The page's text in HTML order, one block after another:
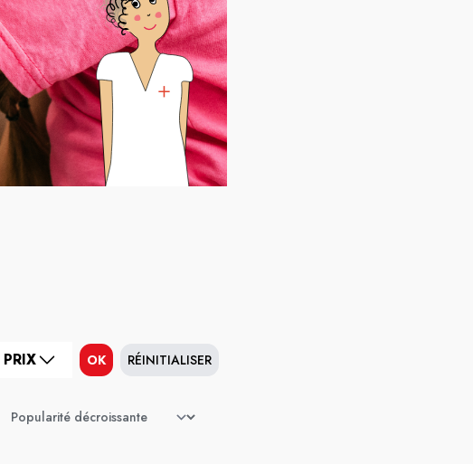
PRIX OK RÉINITIALISER